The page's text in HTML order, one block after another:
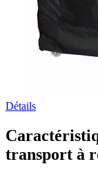
Détails
transport à